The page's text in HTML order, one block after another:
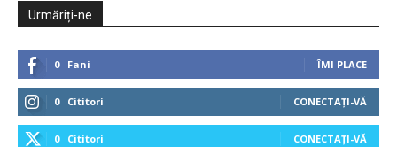
Urmăriți-ne
0 Fani ÎMI PLACE
0 Cititori CONECTAȚI-VĂ
0 Cititori CONECTAȚI-VĂ